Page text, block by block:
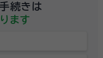
続きは
ます